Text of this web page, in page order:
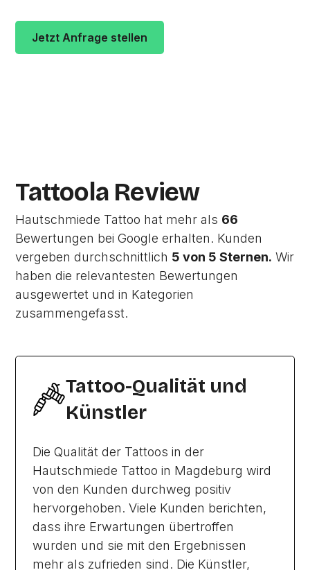
Jetzt Anfrage stellen
Tattoola Review
Hautschmiede Tattoo hat mehr als 66
Bewertungen bei Google erhalten. Kunden
vergeben durchschnittlich 5 von 5 Sternen. Wir
haben die relevantesten Bewertungen
ausgewertet und in Kategorien
zusammengefasst.
Tattoo-Qualität und
Künstler
Die Qualität der Tattoos in der
Hautschmiede Tattoo in Magdeburg wird
von den Kunden durchweg positiv
hervorgehoben. Viele Kunden berichten,
dass ihre Erwartungen übertroffen
wurden und sie mit den Ergebnissen
mehr als zufrieden sind. Die Künstler,